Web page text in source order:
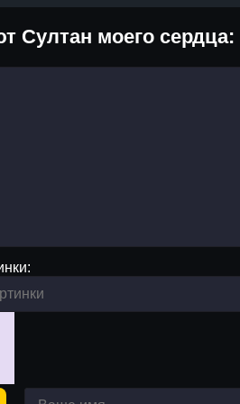
Султан моего сердца: